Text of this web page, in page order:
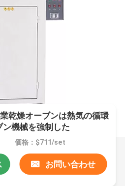
乾燥オーブンは熱気の循環
機械を強制した
価格：$711/set
お問い合わせ